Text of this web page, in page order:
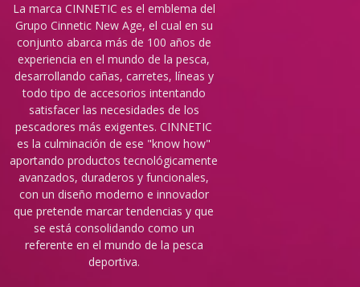
La marca CINNETIC es el emblema del
Grupo Cinnetic New Age, el cual en su
conjunto abarca más de 100 años de
experiencia en el mundo de la pesca,
desarrollando cañas, carretes, líneas y
todo tipo de accesorios intentando
satisfacer las necesidades de los
pescadores más exigentes. CINNETIC
es la culminación de ese "know how"
aportando productos tecnológicamente
avanzados, duraderos y funcionales,
con un diseño moderno e innovador
que pretende marcar tendencias y que
se está consolidando como un
referente en el mundo de la pesca
deportiva.